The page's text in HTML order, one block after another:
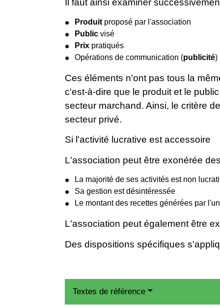
Il faut ainsi examiner
Produit proposé par l'association
Public visé
Prix pratiqués
Opérations de communication (publicité)
Ces éléments n'ont pas tous la
c'est-à-dire que le produit et le
secteur marchand. Ainsi, le critère
secteur privé.
Si l'activité lucrative est accessoire
L'association peut être exonérée
La majorité de ses activités est non
Sa gestion est désintéressée
Le montant des recettes générées par
L'association peut également être
Des dispositions spécifiques
Textes de référence